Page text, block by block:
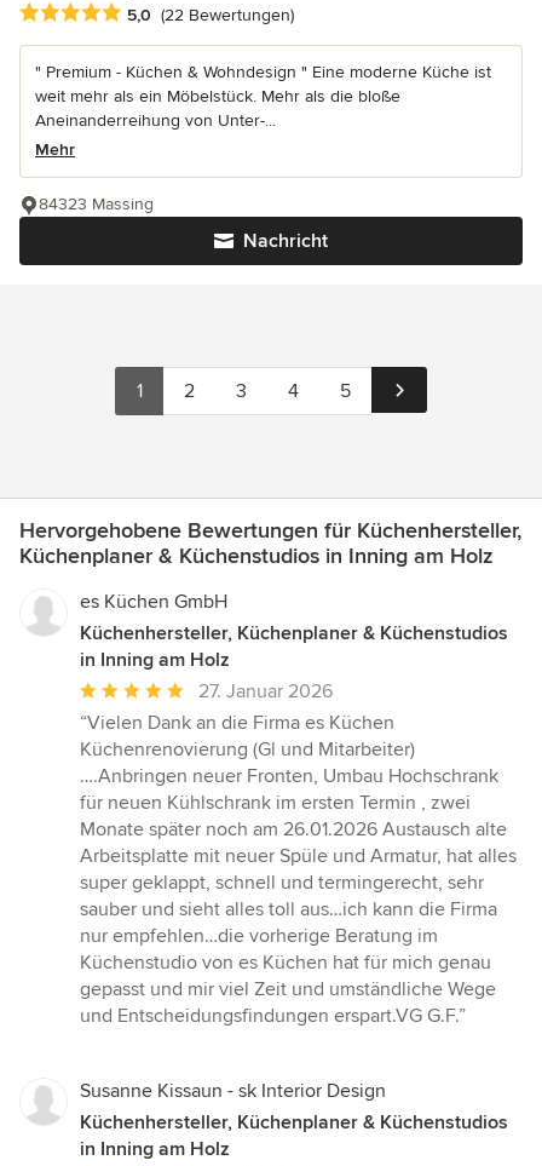
Durchschnittliche Bewertung: 5 von 5 Sternen
5,0 (22 Bewertungen)
" Premium - Küchen & Wohndesign " Eine moderne Küche ist
weit mehr als ein Möbelstück. Mehr als die bloße
Aneinanderreihung von Unter-...
Mehr
Nachricht
84323 Massing
1 2 3 4 5
Hervorgehobene Bewertungen für Küchenhersteller,
Küchenplaner & Küchenstudios in Inning am Holz
es Küchen GmbH
Küchenhersteller, Küchenplaner & Küchenstudios
in Inning am Holz
Durchschnittliche
Bewertung:
5
von
5
Sternen
27. Januar 2026
“Vielen Dank an die Firma es Küchen
Küchenrenovierung (Gl und Mitarbeiter)
….Anbringen neuer Fronten, Umbau Hochschrank
für neuen Kühlschrank im ersten Termin , zwei
Monate später noch am 26.01.2026 Austausch alte
Arbeitsplatte mit neuer Spüle und Armatur, hat alles
super geklappt, schnell und termingerecht, sehr
sauber und sieht alles toll aus…ich kann die Firma
nur empfehlen…die vorherige Beratung im
Küchenstudio von es Küchen hat für mich genau
gepasst und mir viel Zeit und umständliche Wege
und Entscheidungsfindungen erspart.VG G.F.”
Susanne Kissaun - sk Interior Design
Küchenhersteller, Küchenplaner & Küchenstudios
in Inning am Holz